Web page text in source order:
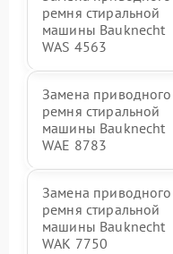
ремня стиральной
машины Bauknecht
WAS 4563
Замена приводного
ремня стиральной
машины Bauknecht
WAE 8783
Замена приводного
ремня стиральной
машины Bauknecht
WAK 7750